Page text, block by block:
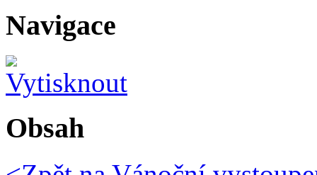
Navigace
Obsah